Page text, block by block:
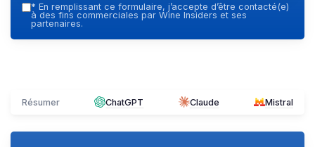
* En remplissant ce formulaire, j’accepte d’être contacté(e)
à des fins commerciales par Wine Insiders et ses
partenaires.
Résumer ChatGPT Claude Mistral